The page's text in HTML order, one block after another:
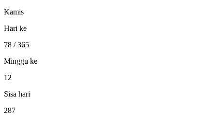
Kamis
Hari ke
78 / 365
Minggu ke
12
Sisa hari
287